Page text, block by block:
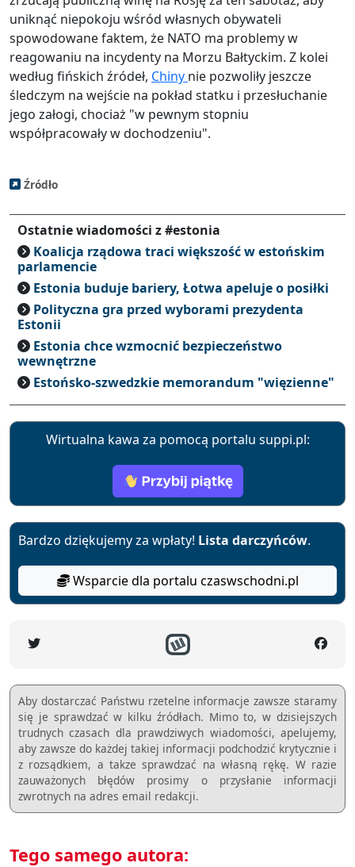
uniknąć niepokoju wśród własnych obywateli
spowodowane faktem, że NATO ma problemy w
reagowaniu na incydenty na Morzu Bałtyckim. Z kolei
według fińskich źródeł, Chiny nie pozwoliły jeszcze
śledczym na wejście na pokład statku i przesłuchanie
jego załogi, chociaż "w pewnym stopniu
współpracowały w dochodzeniu".
Źródło
Ostatnie wiadomości z #estonia
Koalicja rządowa traci większość w estońskim
parlamencie
Estonia buduje bariery, Łotwa apeluje o posiłki
Polityczna gra przed wyborami prezydenta
Estonii
Estonia chce wzmocnić bezpieczeństwo
wewnętrzne
Estońsko-szwedzkie memorandum "więzienne"
Wirtualna kawa za pomocą portalu suppi.pl:
Bardzo dziękujemy za wpłaty! Lista darczyńców.
Wsparcie dla portalu czaswschodni.pl
Aby dostarczać Państwu rzetelne informacje zawsze staramy
się je sprawdzać w kilku źródłach. Mimo to, w dzisiejszych
trudnych czasach dla prawdziwych wiadomości, apelujemy,
aby zawsze do każdej takiej informacji podchodzić krytycznie i
z rozsądkiem, a takze sprawdzać na własną rękę. W razie
zauważonych błędów prosimy o przysłanie informacji
zwrotnych na adres email redakcji.
Tego samego autora: